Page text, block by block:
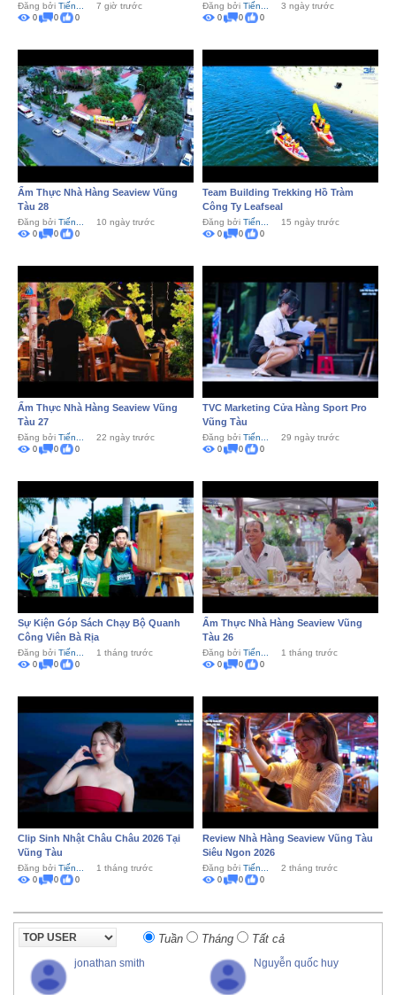
Đăng bởi Tiến... 7 giờ trước
0 0 0
Đăng bởi Tiến... 3 ngày trước
0 0 0
Ẩm Thực Nhà Hàng Seaview Vũng
Tàu 28
Đăng bởi Tiến... 10 ngày trước
0 0 0
Team Building Trekking Hồ Tràm
Công Ty Leafseal
Đăng bởi Tiến... 15 ngày trước
0 0 0
Ẩm Thực Nhà Hàng Seaview Vũng
Tàu 27
Đăng bởi Tiến... 22 ngày trước
0 0 0
TVC Marketing Cửa Hàng Sport Pro
Vũng Tàu
Đăng bởi Tiến... 29 ngày trước
0 0 0
Sự Kiện Góp Sách Chạy Bộ Quanh
Công Viên Bà Rịa
Đăng bởi Tiến... 1 tháng trước
0 0 0
Ẩm Thực Nhà Hàng Seaview Vũng
Tàu 26
Đăng bởi Tiến... 1 tháng trước
0 0 0
Clip Sinh Nhật Châu Châu 2026 Tại
Vũng Tàu
Đăng bởi Tiến... 1 tháng trước
0 0 0
Review Nhà Hàng Seaview Vũng Tàu
Siêu Ngon 2026
Đăng bởi Tiến... 2 tháng trước
0 0 0
Tuần Tháng Tất cả
jonathan smith Nguyễn quốc huy